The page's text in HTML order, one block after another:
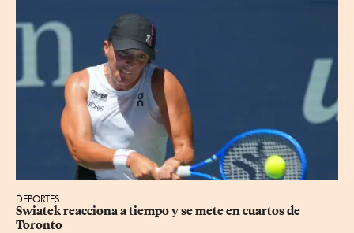
DEPORTES
Swiatek reacciona a tiempo y se mete en cuartos de
Toronto